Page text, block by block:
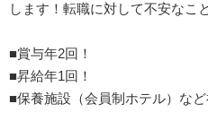
します！転職に対して不安なこ
■賞与年2回！
■昇給年1回！
■保養施設（会員制ホテル）など